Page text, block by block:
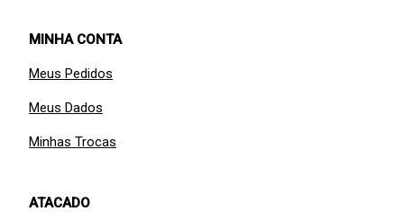
MINHA CONTA
Meus Pedidos
Meus Dados
Minhas Trocas
ATACADO